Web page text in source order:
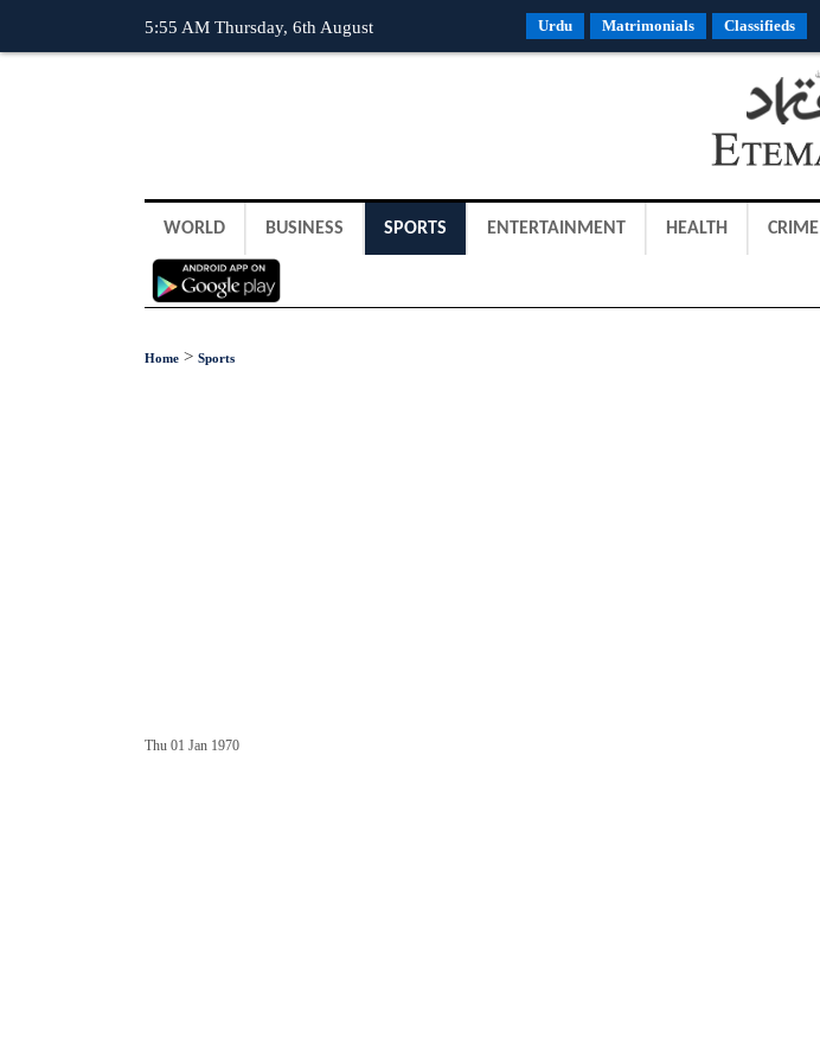
5:55 AM Thursday, 6th August Urdu Matrimonials Classifieds
WORLD BUSINESS SPORTS ENTERTAINMENT HEALTH CRIME
Home > Sports
Thu 01 Jan 1970